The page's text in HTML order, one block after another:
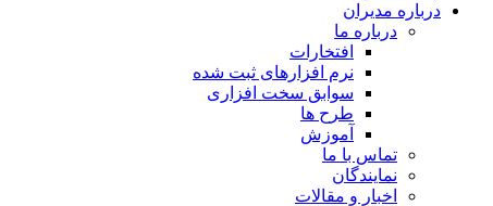
درباره مدیران
درباره ما
افتخارات
نرم افزارهای ثبت شده
سوابق سخت افزاری
طرح ها
آموزش
تماس با ما
نمایندگان
اخبار و مقالات